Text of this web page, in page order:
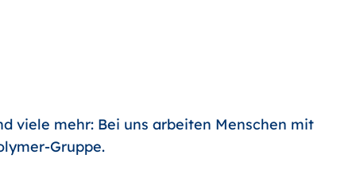
viele mehr: Bei uns arbeiten Menschen mit
Gruppe.